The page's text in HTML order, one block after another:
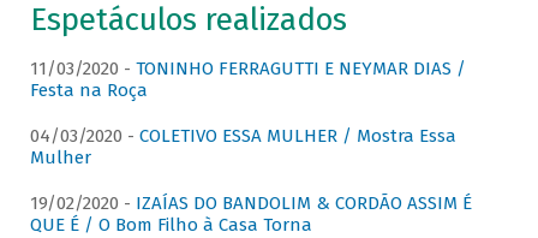
Espetáculos realizados
11/03/2020 - TONINHO FERRAGUTTI E NEYMAR DIAS /
Festa na Roça
04/03/2020 - COLETIVO ESSA MULHER / Mostra Essa
Mulher
19/02/2020 - IZAÍAS DO BANDOLIM & CORDÃO ASSIM É
QUE É / O Bom Filho à Casa Torna